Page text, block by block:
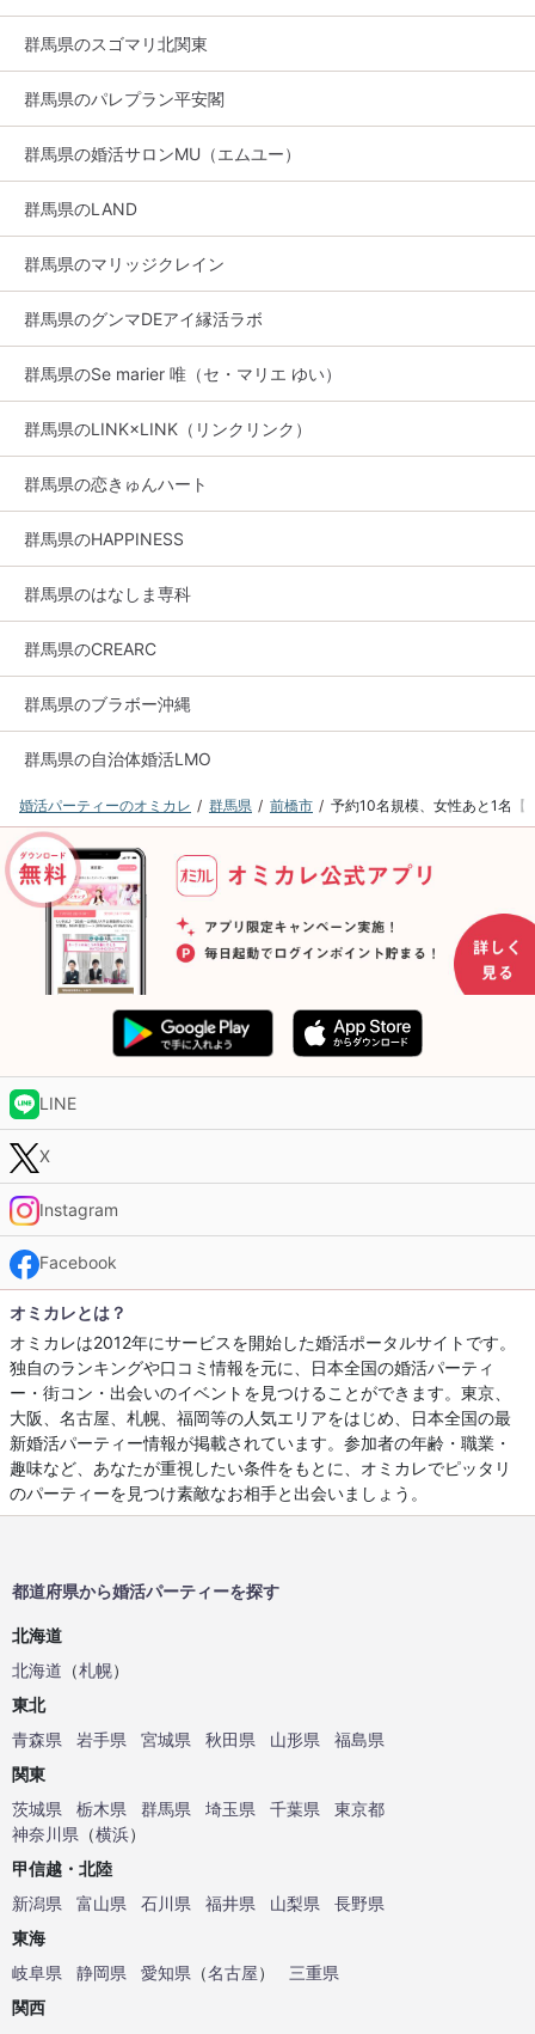
群馬県のスゴマリ北関東
群馬県のパレプラン平安閣
群馬県の婚活サロンMU（エムユー）
群馬県のLAND
群馬県のマリッジクレイン
群馬県のグンマDEアイ縁活ラボ
群馬県のSe marier 唯（セ・マリエ ゆい）
群馬県のLINK×LINK（リンクリンク）
群馬県の恋きゅんハート
群馬県のHAPPINESS
群馬県のはなしま専科
群馬県のCREARC
群馬県のブラボー沖縄
群馬県の自治体婚活LMO
婚活パーティーのオミカレ 群馬県 前橋市 予約10名規模、女性あと1名
LINE
X
Instagram
Facebook
オミカレとは？
オミカレは2012年にサービスを開始した婚活ポータルサイトです。
独自のランキングや口コミ情報を元に、日本全国の婚活パーティ
ー・街コン・出会いのイベントを見つけることができます。東京、
大阪、名古屋、札幌、福岡等の人気エリアをはじめ、日本全国の最
新婚活パーティー情報が掲載されています。参加者の年齢・職業・
趣味など、あなたが重視したい条件をもとに、オミカレでピッタリ
のパーティーを見つけ素敵なお相手と出会いましょう。
都道府県から婚活パーティーを探す
北海道
北海道 （札幌）
東北
青森県
岩手県 宮城県 秋田県 山形県
福島県
関東
茨城県
栃木県 群馬県 埼玉県 千葉県
東京都
神奈川県 （横浜）
甲信越・北陸
新潟県
富山県 石川県 福井県 山梨県
長野県
東海
岐阜県
静岡県 愛知県 （名古屋）
三重県
関西